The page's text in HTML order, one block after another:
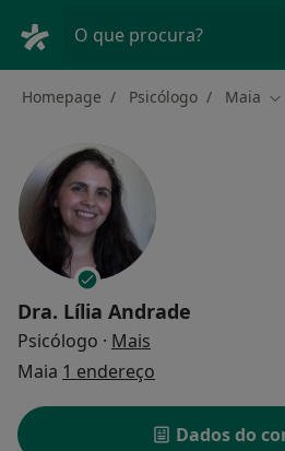
O que procura?
Homepage Psicólogo Maia
Dra. Lília Andrade
Psicólogo · Mais
Maia 1 endereço
Dados do